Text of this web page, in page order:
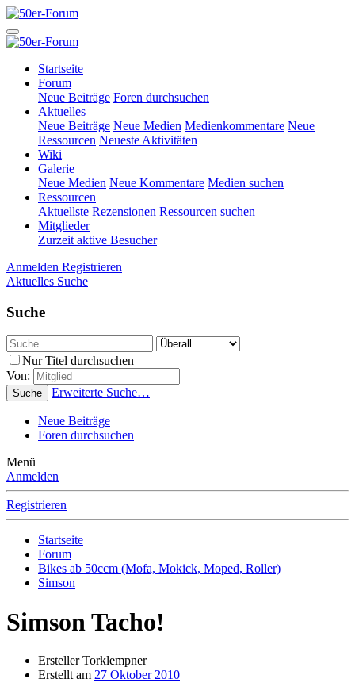
Startseite
Forum
Neue Beiträge Foren durchsuchen
Aktuelles
Neue Beiträge Neue Medien Medienkommentare Neue
Ressourcen Neueste Aktivitäten
Wiki
Galerie
Neue Medien Neue Kommentare Medien suchen
Ressourcen
Aktuellste Rezensionen Ressourcen suchen
Mitglieder
Zurzeit aktive Besucher
Anmelden Registrieren
Aktuelles Suche
Suche
Nur Titel durchsuchen
Von:
Suche Erweiterte Suche…
Neue Beiträge
Foren durchsuchen
Menü
Anmelden
Registrieren
Startseite
Forum
Bikes ab 50ccm (Mofa, Mokick, Moped, Roller)
Simson
Simson Tacho!
ErstellerTorklempner
Erstellt am 27 Oktober 2010